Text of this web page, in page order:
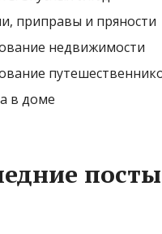
приправы и пряности
недвижимости
в доме
посты